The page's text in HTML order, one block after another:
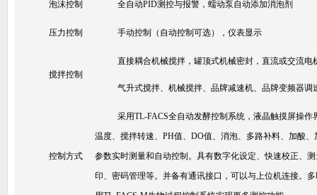
泡沫控制 全自动PID测控与报警，蠕动泵自动添加消泡剂
压力控制 手动控制（自动控制可选），仪表显示
搅拌控制
直接耦合机械搅拌，罐顶式机械密封，直流或交流电
气升式搅拌、机械搅拌、品牌减速机、品牌变频器调
控制方式
采用TL-FACS全自动发酵控制系统，液晶触摸屏操作
温度、搅拌转速、PH值、DO值、消泡、多路补料、加酸
参数实时测量和自动控制。具有数字化设定、快速校正、
印、密码管理等。并备有通讯接口，可以与上位机连接。